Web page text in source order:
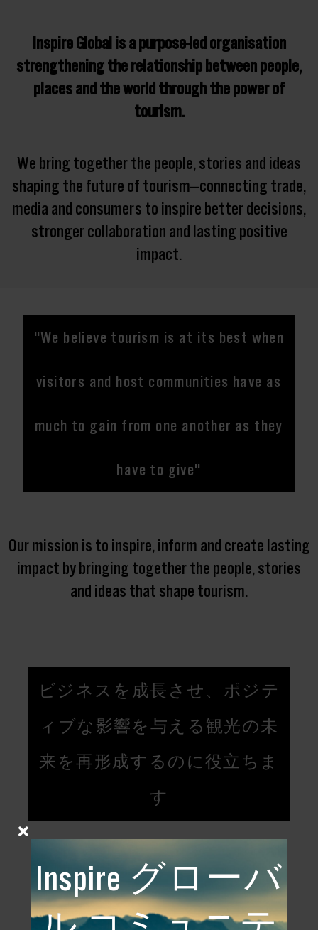
Inspire Global is a purpose-led organisation
strengthening the relationship between people,
places and the world through the power of
tourism.
We bring together the people, stories and ideas
shaping the future of tourism—connecting trade,
media and consumers to inspire better decisions,
stronger collaboration and lasting positive
impact.
"We believe tourism is at its best when
visitors and host communities have as
much to gain from one another as they
have to give"
Our mission is to inspire, inform and create lasting
impact by bringing together the people, stories
and ideas that shape tourism.
ビジネスを成長させ、ポジテ
ィブな影響を与える観光の未
来を再形成するのに役立ちま
す
コミュニティに参加する
Inspire グローバ